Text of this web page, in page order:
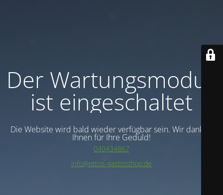
Der Wartungsmodus
ist eingeschaltet
Die Website wird bald wieder verfügbar sein. Wir danken
Ihnen für Ihre Geduld!
040434867
info@ottos-gastroshop.de